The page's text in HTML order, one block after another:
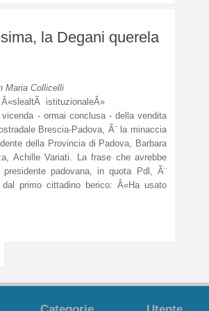
la Degani querela
Maria Collicelli
Â«slealtÃ istituzionaleÂ»
- ormai conclusa - della vendita
Brescia-Padova, Ã¨ la minaccia
della Provincia di Padova, Barbara
Achille Variati. La frase che avrebbe
padovana, in quota Pdl, Ã¨
primo cittadino berico: Â«Ha usato